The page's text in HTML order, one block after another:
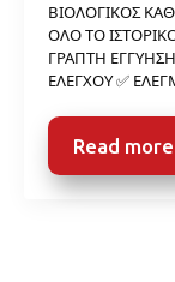
ΒΙΟΛΟΓΙΚΟΣ
ΟΛΟ ΤΟ
ΓΡΑΠΤΗ
ΕΛΕΓΧΟΥ ✅
Read more